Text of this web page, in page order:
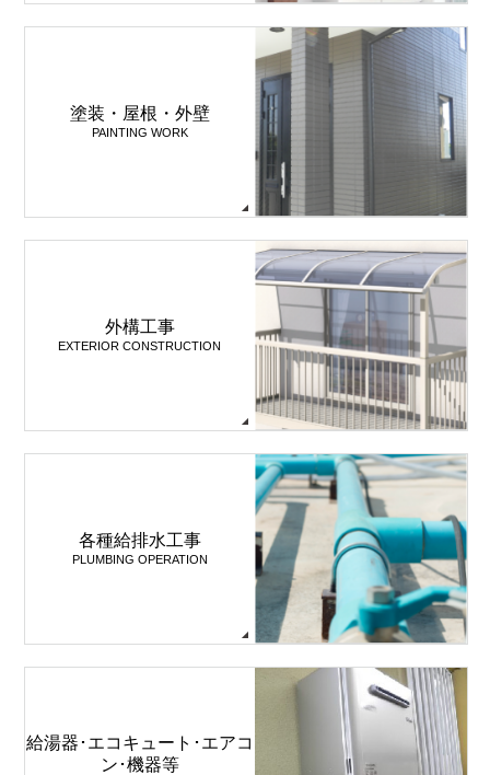
塗装・屋根・外壁
PAINTING WORK
外構工事
EXTERIOR CONSTRUCTION
各種給排水工事
PLUMBING OPERATION
給湯器･エコキュート･エアコ
ン･機器等